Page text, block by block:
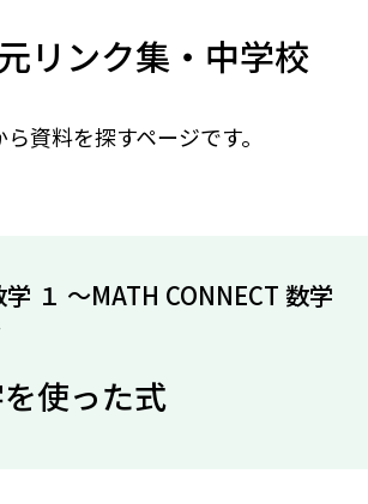
リンク集・中学校
資料を探すページです。
１ ～MATH CONNECT 数学
使った式